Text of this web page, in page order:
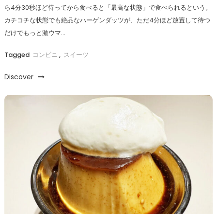
ら4分30秒ほど待ってから食べると「最高な状態」で食べられるという。
カチコチな状態でも絶品なハーゲンダッツが、ただ4分ほど放置して待つ
だけでもっと激ウマ…
Tagged コンビニ , スイーツ
Discover